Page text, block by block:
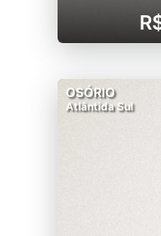
OSÓRIO
Atlântida Sul